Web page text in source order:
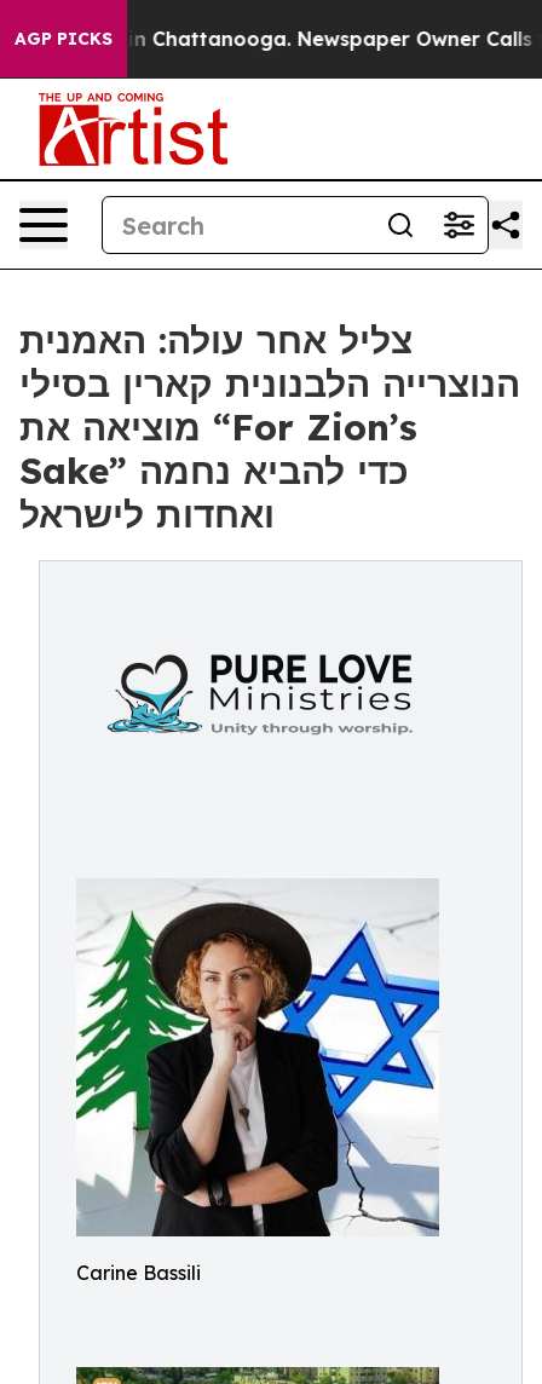
AGP PICKS
Chaos in Chattanooga. Newspaper Owner Calls
צליל אחר עולה: האמנית
הנוצרייה הלבנונית קארין בסילי
מוציאה את “For Zion’s
Sake” כדי להביא נחמה
ואחדות לישראל
Carine Bassili